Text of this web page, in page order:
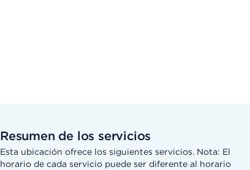
Resumen de los servicios
Esta ubicación ofrece los siguientes servicios. Nota: El
horario de cada servicio puede ser diferente al horario